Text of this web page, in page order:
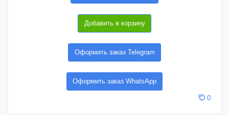
Добавить в корзину
Оформить заказ Telegram
Оформить заказ WhatsApp
0